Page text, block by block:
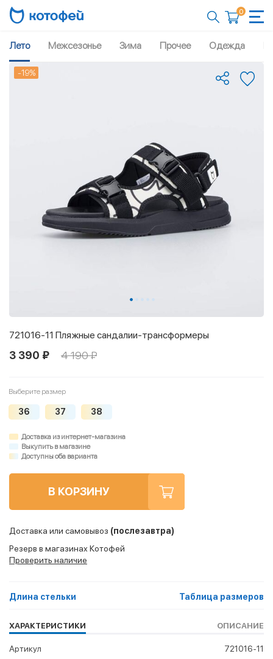
0
Лето Межсезонье Зима Прочее Одежда
-19%
721016-11 Пляжные сандалии-трансформеры
3 390 ₽ 4 190 ₽
Выберите размер
36 37 38
Доставка из интернет-магазина
Выкупить в магазине
Доступны оба варианта
В КОРЗИНУ
Доставка или самовывоз (послезавтра)
Резерв в магазинах Котофей
Проверить наличие
Длина стельки Таблица размеров
ХАРАКТЕРИСТИКИ ОПИСАНИЕ
Артикул 721016-11